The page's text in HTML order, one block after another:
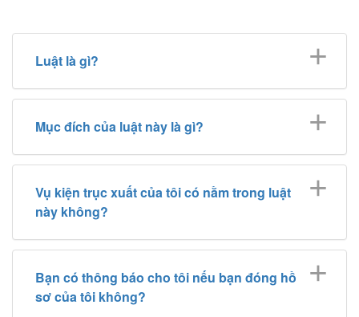
Luật là gì?
Mục đích của luật này là gì?
Vụ kiện trục xuất của tôi có nằm trong luật
này không?
Bạn có thông báo cho tôi nếu bạn đóng hồ
sơ của tôi không?